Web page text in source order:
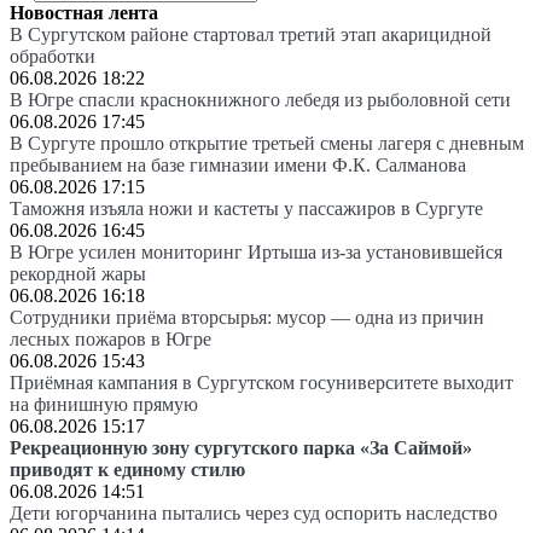
Новостная лента
В Сургутском районе стартовал третий этап акарицидной
обработки
06.08.2026 18:22
В Югре спасли краснокнижного лебедя из рыболовной сети
06.08.2026 17:45
В Сургуте прошло открытие третьей смены лагеря с дневным
пребыванием на базе гимназии имени Ф.К. Салманова
06.08.2026 17:15
Таможня изъяла ножи и кастеты у пассажиров в Сургуте
06.08.2026 16:45
В Югре усилен мониторинг Иртыша из-за установившейся
рекордной жары
06.08.2026 16:18
Сотрудники приёма вторсырья: мусор — одна из причин
лесных пожаров в Югре
06.08.2026 15:43
Приёмная кампания в Сургутском госуниверситете выходит
на финишную прямую
06.08.2026 15:17
Рекреационную зону сургутского парка «За Саймой»
приводят к единому стилю
06.08.2026 14:51
Дети югорчанина пытались через суд оспорить наследство